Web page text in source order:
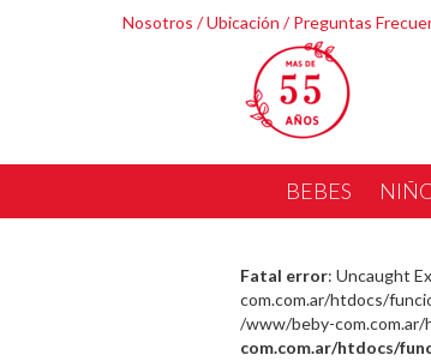
Nosotros /Ubicación / Preguntas
BEBES
Fatal error: Uncaught
com.com.ar/htdocs/
/www/beby-
com.com.ar/htdocs/